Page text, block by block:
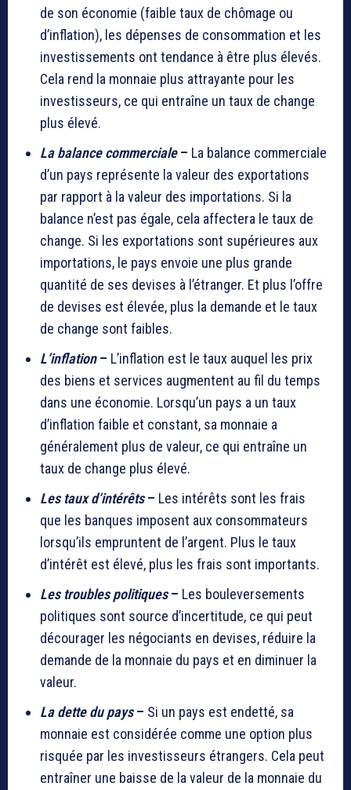
de son économie (faible taux de chômage ou
d’inflation), les dépenses de consommation et les
investissements ont tendance à être plus élevés.
Cela rend la monnaie plus attrayante pour les
investisseurs, ce qui entraîne un taux de change
plus élevé.
La balance commerciale– La balance commerciale
d’un pays représente la valeur des exportations
par rapport à la valeur des importations. Si la
balance n’est pas égale, cela affectera le taux de
change. Si les exportations sont supérieures aux
importations, le pays envoie une plus grande
quantité de ses devises à l’étranger. Et plus l’offre
de devises est élevée, plus la demande et le taux
de change sont faibles.
L’inflation– L’inflation est le taux auquel les prix
des biens et services augmentent au fil du temps
dans une économie. Lorsqu’un pays a un taux
d’inflation faible et constant, sa monnaie a
généralement plus de valeur, ce qui entraîne un
taux de change plus élevé.
Les taux d’intérêts– Les intérêts sont les frais
que les banques imposent aux consommateurs
lorsqu’ils empruntent de l’argent. Plus le taux
d’intérêt est élevé, plus les frais sont importants.
Les troubles politiques– Les bouleversements
politiques sont source d’incertitude, ce qui peut
décourager les négociants en devises, réduire la
demande de la monnaie du pays et en diminuer la
valeur.
La dette du pays– Si un pays est endetté, sa
monnaie est considérée comme une option plus
risquée par les investisseurs étrangers. Cela peut
entraîner une baisse de la valeur de la monnaie du